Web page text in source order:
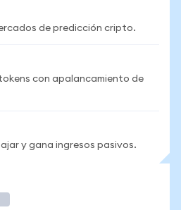
de predicción cripto.
con apalancamiento de
y gana ingresos pasivos.